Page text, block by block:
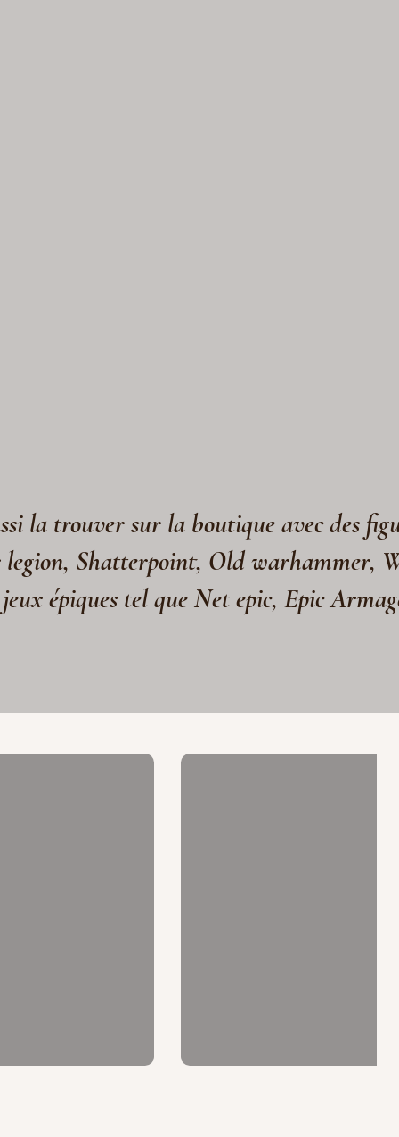
la trouver sur la boutique avec des
legion, Shatterpoint, Old warhammer,
jeux épiques tel que Net epic, Epic